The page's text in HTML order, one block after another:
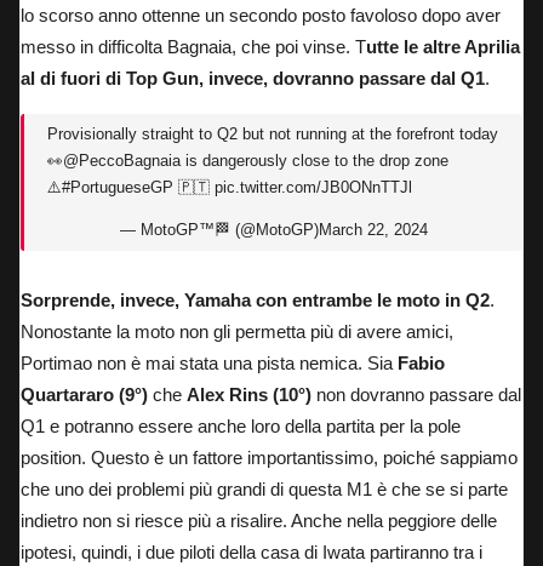
lo scorso anno ottenne un secondo posto favoloso dopo aver
messo in difficolta Bagnaia, che poi vinse. Tutte le altre Aprilia
al di fuori di Top Gun, invece, dovranno passare dal Q1.
Provisionally straight to Q2 but not running at the forefront today
👀@PeccoBagnaiais dangerously close to the drop zone
⚠️#PortugueseGP 🇵🇹pic.twitter.com/JB0ONnTTJl
— MotoGP™🏁 (@MotoGP)March 22, 2024
Sorprende, invece, Yamaha con entrambe le moto in Q2.
Nonostante la moto non gli permetta più di avere amici,
Portimao non è mai stata una pista nemica. Sia Fabio
Quartararo (9°) che Alex Rins (10°) non dovranno passare dal
Q1 e potranno essere anche loro della partita per la pole
position. Questo è un fattore importantissimo, poiché sappiamo
che uno dei problemi più grandi di questa M1 è che se si parte
indietro non si riesce più a risalire. Anche nella peggiore delle
ipotesi, quindi, i due piloti della casa di Iwata partiranno tra i